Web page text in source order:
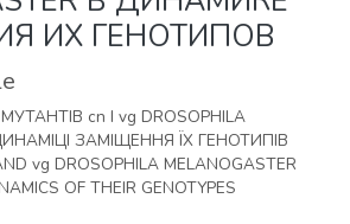
ИХ ГЕНОТИПОВ
cn І vg DROSOPHILA
ЗАМІЩЕННЯ ЇХ ГЕНОТИПІВ
vg DROSOPHILA MELANOGASTER
OF THEIR GENOTYPES